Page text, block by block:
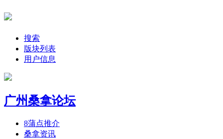
搜索
版块列表
用户信息
广州桑拿论坛
8蒲点推介
桑拿资讯